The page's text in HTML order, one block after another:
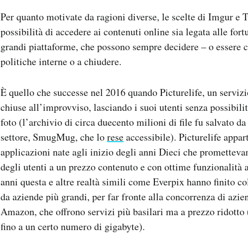
Per quanto motivate da ragioni diverse, le scelte di Imgur e
possibilità di accedere ai contenuti online sia legata alle
grandi piattaforme, che possono sempre decidere – o essere
politiche interne o a chiudere.
È quello che successe nel 2016 quando Picturelife, un
chiuse all’improvviso, lasciando i suoi utenti senza
foto (l’archivio di circa duecento milioni di file fu salvato da
settore, SmugMug, che loreseaccessibile). Picturelife
applicazioni nate agli inizio degli anni Dieci che
degli utenti a un prezzo contenuto e con ottime funzionalità
anni questa e altre realtà simili come Everpix hanno finito
da aziende più grandi, per far fronte alla concorrenza di
Amazon, che offrono servizi più basilari ma a prezzo
fino a un certo numero di gigabyte).